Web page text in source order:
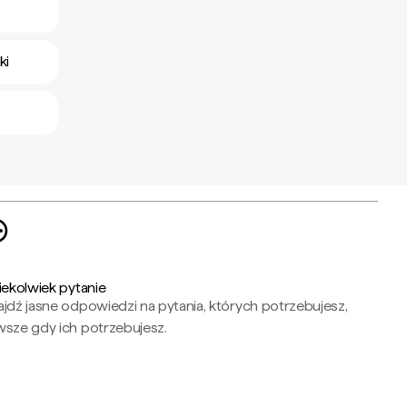
pytanie
jasne odpowiedzi na pytania, których potrzebujesz,
gdy ich potrzebujesz.